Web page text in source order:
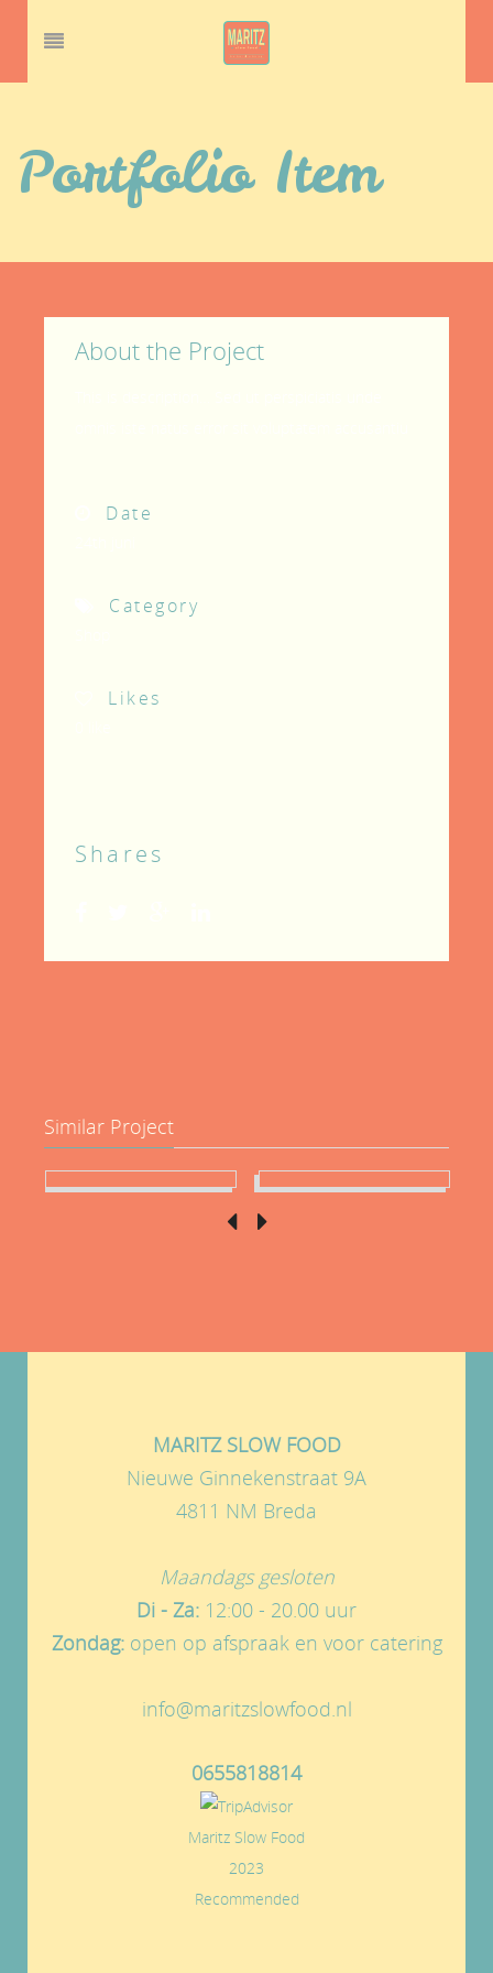
Portfolio Item
About the Project
Date
Category
Likes
Shares
Similar Project
MARITZ SLOW FOOD
Nieuwe Ginnekenstraat 9A
4811 NM Breda
Maandags gesloten
Di - Za: 12:00 - 20.00 uur
Zondag:open op afspraak en voor catering
info@maritzslowfood.nl
0655818814
Maritz Slow Food
2023
Recommended